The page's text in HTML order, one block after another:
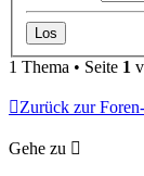
1 Thema • Seite 1
Zurück zur
Gehe zu